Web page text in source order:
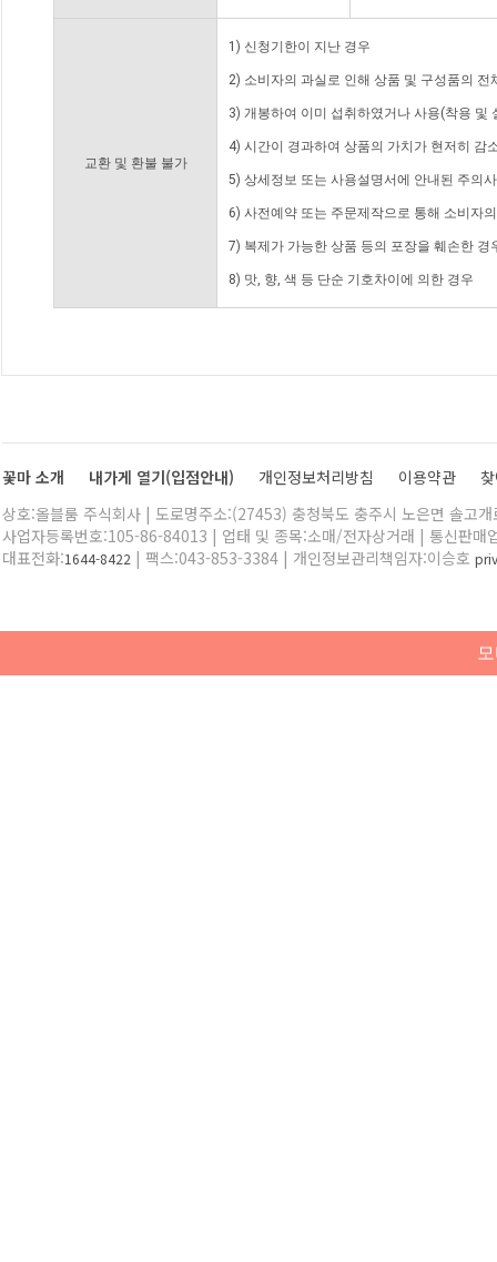
교환 및 환불 불가
1) 신청기한이 지난 경우
2) 소비자의 과실로 인해 상품 및 구성품의
3) 개봉하여 이미 섭취하였거나 사용(착용 및
4) 시간이 경과하여 상품의 가치가 현저히 감
5) 상세정보 또는 사용설명서에 안내된 주의
6) 사전예약 또는 주문제작으로 통해 소비자
7) 복제가 가능한 상품 등의 포장을 훼손한 경
8) 맛, 향, 색 등 단순 기호차이에 의한 경우
꽃마 소개 내가게 열기(입점안내) 개인정보처리방침 이용약관
상호:올블룸 주식회사 | 도로명주소:(27453) 충청북도 충주시 노은면 솔고
사업자등록번호:105-86-84013 | 업태 및 종목:소매/전자상거래 | 통신판매
대표전화:1644-8422 | 팩스:043-853-3384 | 개인정보관리책임자:이승호